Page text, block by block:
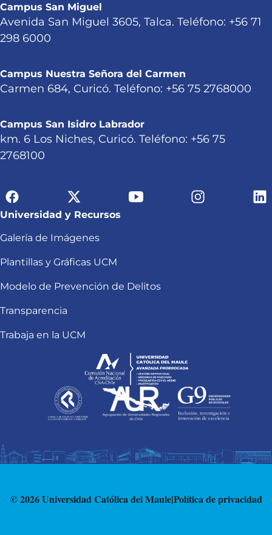
Campus San Miguel
Avenida San Miguel 3605, Talca. Teléfono: +56 71
298 6000
Campus Nuestra Señora del Carmen
Carmen 684, Curicó. Teléfono: +56 75 2768000
Campus San Isidro Labrador
km. 6 Los Niches, Curicó. Teléfono: +56 75
2768100
Universidad y Recursos
Galería de Imágenes
Plantillas y Gráficas UCM
Modelo de Prevención de Delitos
Transparencia
Trabaja en la UCM
© 2026 Universidad Católica del Maule|Política de privacidad